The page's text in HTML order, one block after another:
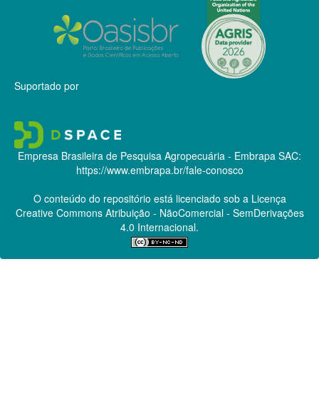
Suportado por
Empresa Brasileira de Pesquisa Agropecuária - Embrapa SAC:
https://www.embrapa.br/fale-conosco
O conteúdo do repositório está licenciado sob a Licença
Creative CommonsAtribuição - NãoComercial - SemDerivações
4.0 Internacional.